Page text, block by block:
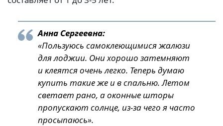
Анна Сергеевна:
«Пользуюсь самоклеющимися жалюзи
для лоджии. Они хорошо затемняют
и клеятся очень легко. Теперь думаю
купить такие же и в спальню. Летом
светает рано, а оконные шторы
пропускают солнце, из-за чего я часто
просыпаюсь».